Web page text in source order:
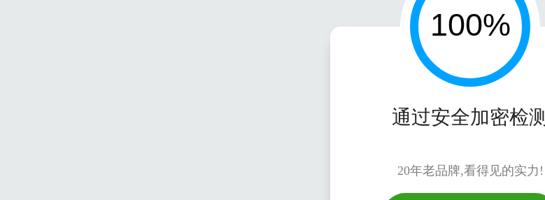
通过安全加密检测
20年老品牌,看得见的实力!